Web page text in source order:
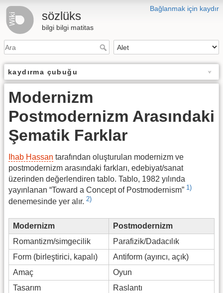
Bağlanmak için kaydır
sözlüks
bilgi bilgi matitas
kaydırma çubuğu
Modernizm
Postmodernizm Arasındaki
Şematik Farklar
Ihab Hassan tarafından oluşturulan modernizm ve
postmodernizm arasındaki farkları, edebiyat/sanat
üzerinden değerlendiren tablo. Tablo, 1982 yılında
yayınlanan “Toward a Concept of Postmodernism” 1)
denemesinde yer alır. 2)
Modernizm
Postmodernizm
Romantizm/simgecilik
Parafizik/Dadacılık
Form (birleştirici, kapalı)
Antiform (ayırıcı, açık)
Amaç
Oyun
Tasarım
Raslantı